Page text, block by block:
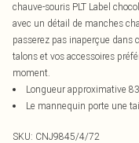
chauve-souris PLT Label
avec un détail de manches
passerez pas inaperçue dans
talons et vos accessoires
moment.
Longueur approximative
Le mannequin porte une
SKU: CNJ9845/4/72